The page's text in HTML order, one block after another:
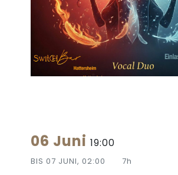
06 Juni 19:00
BIS 07 JUNI, 02:00 7h